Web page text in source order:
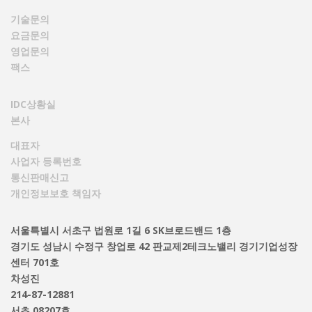
기술문의
요금문의
영업문의
팩스
IDC상황실
본사
대표자
사업자 등록번호
통신판매신고
개인정보보호 책임자
서울특별시 서초구 법원로 1길 6 SK브로드밴드 1층
경기도 성남시 수정구 창업로 42 판교제2테크노밸리 경기기업성장
센터 701호
차성진
214-87-12881